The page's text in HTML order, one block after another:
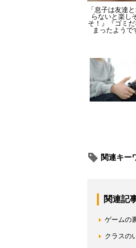
「息子は友達
らないと楽し
そ！』『ゴミ
まったよう
関連キー
関連記
ゲームの
クラスの